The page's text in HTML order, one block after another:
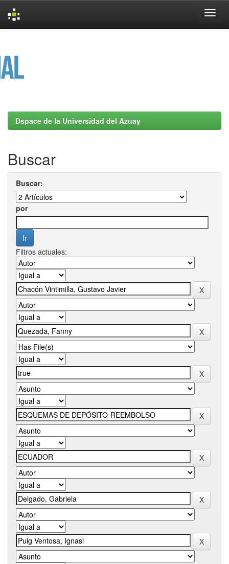
Dspace de la Universidad del Azuay
Buscar
Buscar:
por
Filtros actuales: